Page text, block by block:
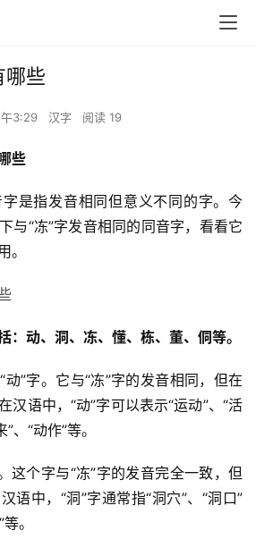
哪些
3:29 汉字 阅读 19
些
指发音相同但意义不同的字。今
与“冻”字发音相同的同音字，看看它
。
：动、洞、冻、懂、栋、董、侗等。
”字。它与“冻”字的发音相同，但在
汉语中，“动”字可以表示“运动”、“活
、“动作”等。
个字与“冻”字的发音完全一致，但
语中，“洞”字通常指“洞穴”、“洞口”
。